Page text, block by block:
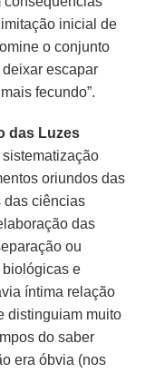
inicial de
o conjunto
escapar
fecundo”.
das Luzes
oriundos das
das ciências
das
ou
e
íntima relação
distinguiam muito
do saber
era óbvia (nos